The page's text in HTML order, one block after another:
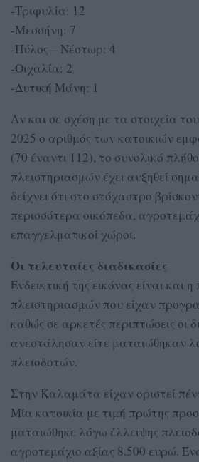
-Τριφυλία: 12
-Μεσσήνη: 7
-Πύλος – Νέστωρ: 4
-Οιχαλία: 2
-Δυτική Μάνη: 1
Αν και σε σχέση με τα στοιχεία
2025 ο αριθμός των κατοικιών
(70 έναντι 112), το συνολικό
πλειστηριασμών έχει αυξηθεί
δείχνει ότι στο στόχαστρο
περισσότερα οικόπεδα,
επαγγελματικοί χώροι.
Οι τελευταίες διαδικασίες
Ενδεικτική της εικόνας είναι και
πλειστηριασμών που είχαν
καθώς σε αρκετές περιπτώσεις οι
ανεστάλησαν είτε ματαιώθηκαν
πλειοδοτών.
Στην Καλαμάτα είχαν οριστεί
Μία κατοικία με τιμή πρώτης
ματαιώθηκε λόγω έλλειψης
αγροτεμάχιο αξίας 8.500 ευρώ.